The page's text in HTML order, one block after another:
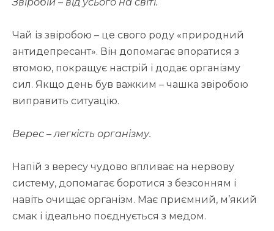
Чай із звіробою – це свого роду «природний
антидепресант». Він допомагає впоратися з
втомою, покращує настрій і додає організму
сил. Якщо день був важким – чашка звіробою
виправить ситуацію.
Верес – легкість організму.
Напій з вересу чудово впливає на нервову
систему, допомагає боротися з безсонням і
навіть очищає організм. Має приємний, м’який
смак і ідеально поєднується з медом.